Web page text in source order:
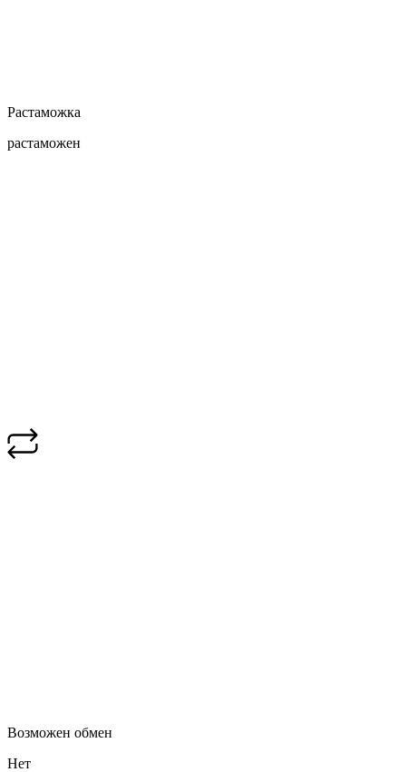
Растаможка
растаможен
Возможен обмен
Нет